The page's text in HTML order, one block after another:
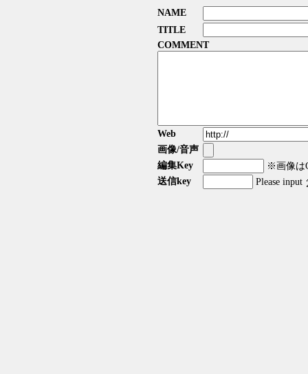
NAME
TITLE
COMMENT
Web
画像/音声
編集Key
※画像は
送信key
Please input